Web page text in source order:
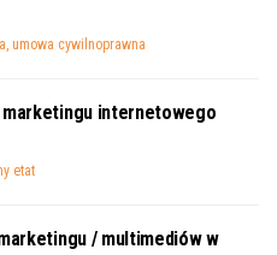
umowa cywilnoprawna
marketingu internetowego
etat
/ multimediów w